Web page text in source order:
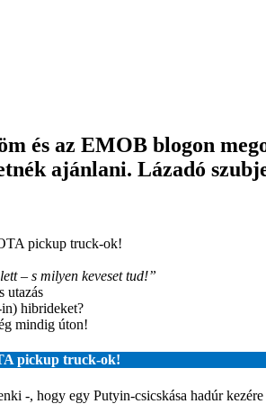
és az EMOB blogon
ajánlani. Lázadó
pickup truck-ok!
– s milyen keveset tud!”
utazás
hibrideket?
mindig úton!
pickup truck-ok!
-, hogy egy Putyin-csicskása hadúr